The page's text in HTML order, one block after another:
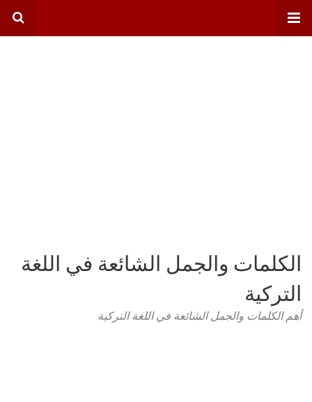
الكلمات والجمل الشائعة في اللغة
التركية
أهم الكلمات والجمل الشائعة في اللغة التركية